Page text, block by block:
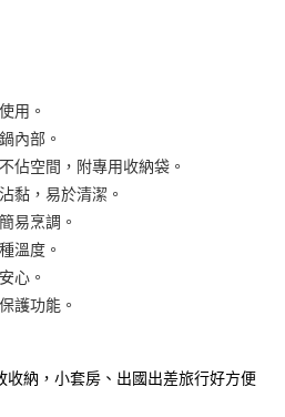
兆豐國際商業銀行
台中商業銀行
遠東國際商業銀行
中國信託商業銀行
台北富邦商業銀行
兆豐國際商業銀行
台中商業銀行
星展（台灣）商業銀行
後才付款」的支付方式。 讓您購物簡單
卡、不需儲值。
證，即可結帳。
後付」後，將跳轉至「AFTEE先享後付」
額後，即可完成結帳。
)免運費
用。
內部。
佔空間，附專用收納袋。
黏，易於清潔。
易烹調。
溫度。
心。
護功能。
收納，小套房、出國出差旅行好方便